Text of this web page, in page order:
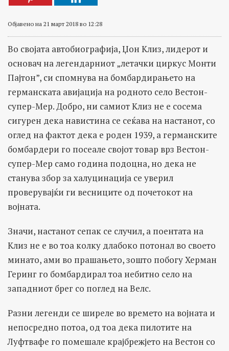
Објавено на 21 март 2018 во 12:28
Во својата автобиографија, Џон Клиз, лидерот и
основач на легендарниот „летачки циркус Монти
Пајтон”, си спомнува на бомбардирањето на
германската авијација на родното село Вестон-
супер-Мер. Добро, ни самиот Клиз не е сосема
сигурен дека навистина се сеќава на настанот, со
оглед на фактот дека е роден 1939, а германските
бомбардери го посеале својот товар врз Вестон-
супер-Мер само година подоцна, но дека не
станува збор за халуцинација се уверил
проверувајќи ги весниците од почетокот на
војната.
Значи, настанот сепак се случил, а поентата на
Клиз не е во тоа колку длабоко потонал во своето
минато, ами во прашањето, зошто побогу Херман
Геринг го бомбардирал тоа небитно село на
западниот брег со поглед на Велс.
Разни легенди се ширеле во времето на војната и
непосредно потоа, од тоа дека пилотите на
Луфтвафе го помешале крајбрежјето на Вестон со